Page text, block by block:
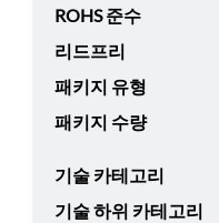
ROHS 준수
리드프리
패키지 유형
패키지 수량
기술 카테고리
기술 하위 카테고리